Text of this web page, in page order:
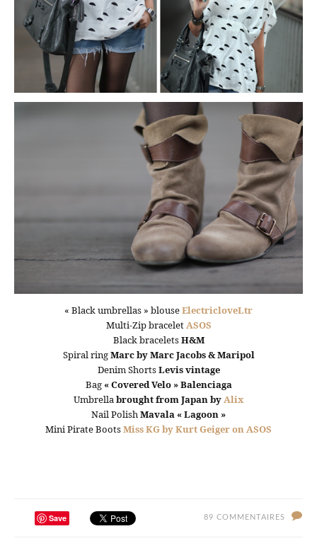
« Black umbrellas » blouseElectricloveLtr
Multi-Zip braceletASOS
Black braceletsH&M
Spiral ringMarc by Marc Jacobs & Maripol
Denim ShortsLevis vintage
Bag« Covered Velo » Balenciaga
Umbrellabrought from Japan byAlix
Nail PolishMavala « Lagoon »
Mini Pirate BootsMiss KG by Kurt Geiger on ASOS
Save 89 COMMENTAIRES